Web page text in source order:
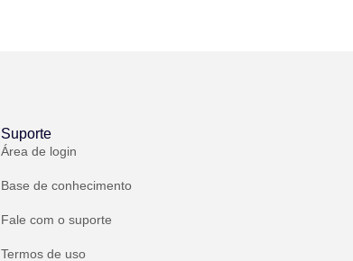
Suporte
Área de login
Base de conhecimento
Fale com o suporte
Termos de uso